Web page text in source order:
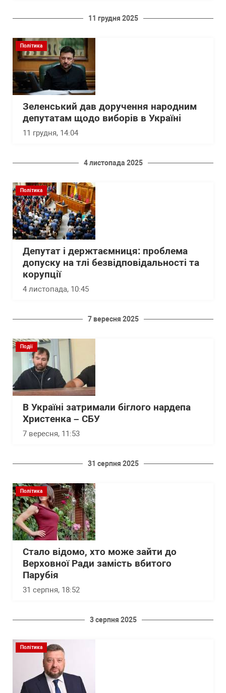
11 грудня 2025
Політика
Зеленський дав доручення народним
депутатам щодо виборів в Україні
11 грудня, 14:04
4 листопада 2025
Політика
Депутат і держтаємниця: проблема
допуску на тлі безвідповідальності та
корупції
4 листопада, 10:45
7 вересня 2025
Події
В Україні затримали біглого нардепа
Христенка – СБУ
7 вересня, 11:53
31 серпня 2025
Політика
Стало відомо, хто може зайти до
Верховної Ради замість вбитого
Парубія
31 серпня, 18:52
3 серпня 2025
Політика